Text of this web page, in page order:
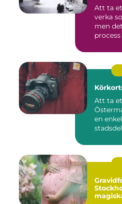
Att ta
verka
men
Att ta
en